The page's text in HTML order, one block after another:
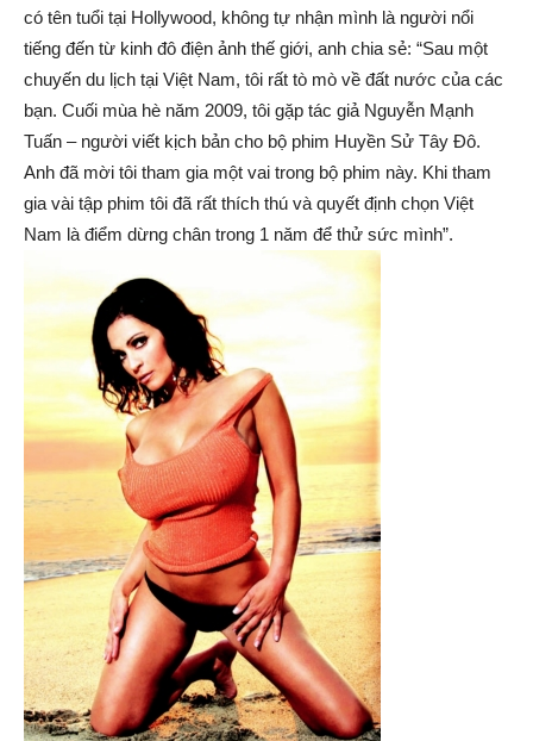
có tên tuổi tại Hollywood, không tự nhận mình là người nổi
tiếng đến từ kinh đô điện ảnh thế giới, anh chia sẻ: “Sau một
chuyến du lịch tại Việt Nam, tôi rất tò mò về đất nước của các
bạn. Cuối mùa hè năm 2009, tôi gặp tác giả Nguyễn Mạnh
Tuấn – người viết kịch bản cho bộ phim Huyền Sử Tây Đô.
Anh đã mời tôi tham gia một vai trong bộ phim này. Khi tham
gia vài tập phim tôi đã rất thích thú và quyết định chọn Việt
Nam là điểm dừng chân trong 1 năm để thử sức mình”.